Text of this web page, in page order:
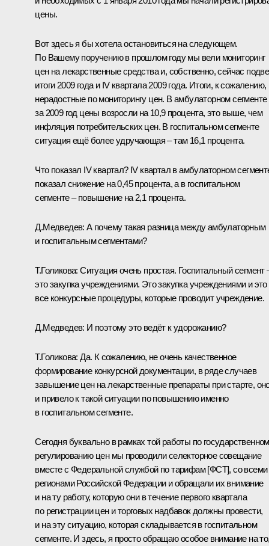
цены.
Вот здесь я бы хотела остановиться на следующем.
По Вашему поручению в прошлом году мы вели мониторинг
цен на лекарственные средства и, собственно, сейчас
итоги 2009 года и IV квартала 2009 года. Итоги, к сожалению,
нерадостные по мониторингу цен. В амбулаторном сегменте
за 2009 год цены возросли на 10,9 процента, это выше, чем
инфляция потребительских цен. В госпитальном сегменте
ситуация ещё более удручающая – там 16,1 процента.
Что показал IV квартал? IV квартал в амбулаторном
показал снижение на 0,45 процента, а в госпитальном
сегменте – повышение на 2,1 процента.
Д.Медведев: А почему такая разница между амбулаторным
и госпитальным сегментами?
Т.Голикова: Ситуация очень простая. Госпитальный сегмент
это закупка учреждениями. Это закупка учреждениями и это
все конкурсные процедуры, которые проводит учреждение.
Д.Медведев: И поэтому это ведёт к удорожанию?
Т.Голикова:Да. К сожалению, не очень качественное
формирование конкурсной документации, в ряде случаев
завышение цен на лекарственные препараты при старте,
и привело к такой ситуации по повышению именно
в госпитальном сегменте.
Сегодня буквально в рамках той работы по
регулированию цен мы проводили селекторное совещание
вместе с Федеральной службой по тарифам [ФСТ], со всеми
регионами Российской Федерации и обращали их внимание
и на ту работу, которую они в течение первого квартала
по регистрации цен и торговых надбавок должны провести,
и на эту ситуацию, которая складывается в госпитальном
сегменте. И здесь, я просто обращаю особое внимание на